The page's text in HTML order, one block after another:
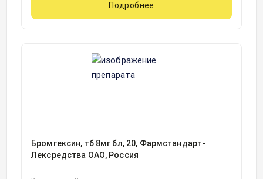
Подробнее
Бромгексин, тб 8мг бл, 20, Фармстандарт-
Лексредства ОАО, Россия